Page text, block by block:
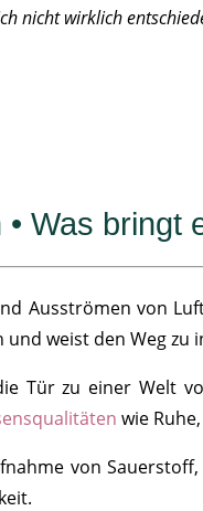
nicht wirklich
Was bringt
Ausströmen von
weist den Weg zu
Tür zu einer Welt
wie
von